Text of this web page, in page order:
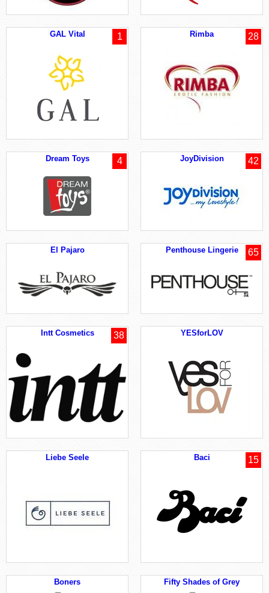
GAL Vital 1 Rimba 28
Dream Toys 4 JoyDivision 42
El Pajaro Penthouse Lingerie 65
Intt Cosmetics 38 YESforLOV
Liebe Seele Baci 15
Boners Fifty Shades of Grey